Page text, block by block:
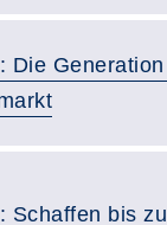
Die
Schaffen bis